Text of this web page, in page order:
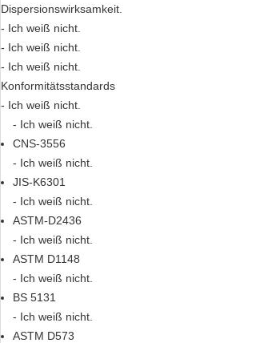
Dispersionswirksamkeit.
- Ich weiß nicht.
- Ich weiß nicht.
- Ich weiß nicht.
Konformitätsstandards
- Ich weiß nicht.
- Ich weiß nicht.
CNS-3556
- Ich weiß nicht.
JIS-K6301
- Ich weiß nicht.
ASTM-D2436
- Ich weiß nicht.
ASTM D1148
- Ich weiß nicht.
BS 5131
- Ich weiß nicht.
ASTM D573